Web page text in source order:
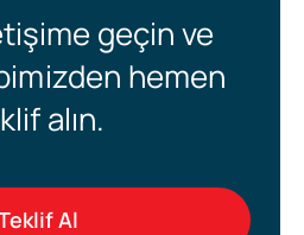
geçin ve
hemen
alın.
Al